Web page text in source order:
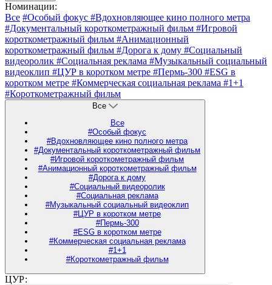
Номинации:
Все #Особый фокус #Вдохновляющее кино полного метра
#Документальный короткометражный фильм #Игровой
короткометражный фильм #Анимационный
короткометражный фильм #Дорога к дому #Социальный
видеоролик #Социальная реклама #Музыкальный социальный
видеоклип #ЦУР в коротком метре #Пермь-300 #ESG в
коротком метре #Коммерческая социальная реклама #1+1
#Короткометражный фильм
Все
Все
#Особый фокус
#Вдохновляющее кино полного метра
#Документальный короткометражный фильм
#Игровой короткометражный фильм
#Анимационный короткометражный фильм
#Дорога к дому
#Социальный видеоролик
#Социальная реклама
#Музыкальный социальный видеоклип
#ЦУР в коротком метре
#Пермь-300
#ESG в коротком метре
#Коммерческая социальная реклама
#1+1
#Короткометражный фильм
ЦУР: